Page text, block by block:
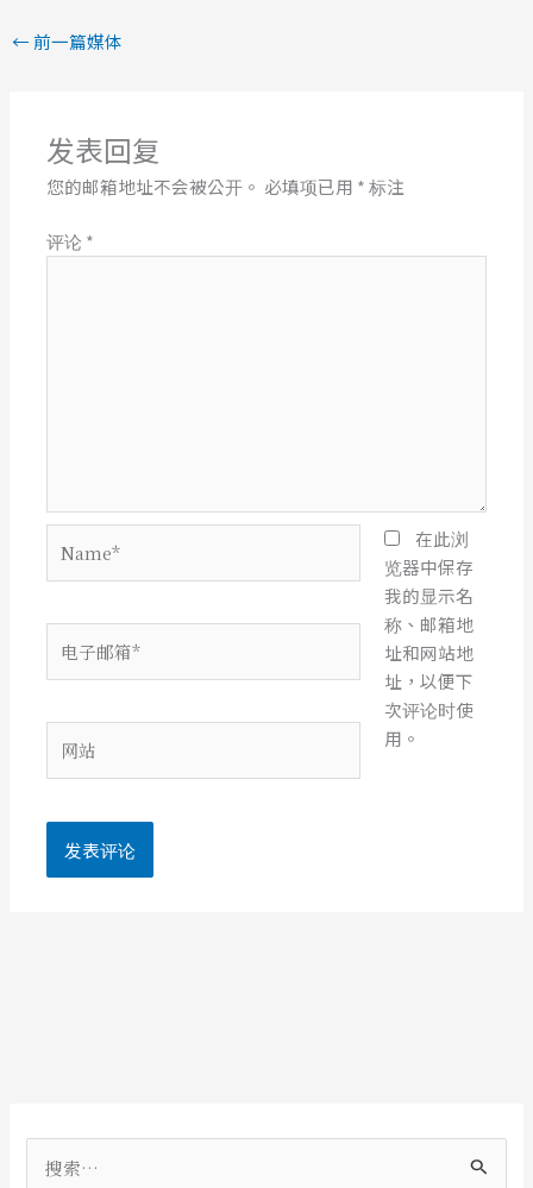
← 前一篇媒体
发表回复
您的邮箱地址不会被公开。 必填项已用 *标注
评论 *
子
箱
站
在此浏
览器中保存
我的显示名
称、邮箱地
址和网站地
址，以便下
次评论时使
用。